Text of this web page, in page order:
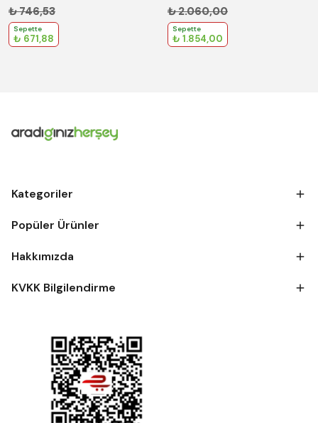
₺ 746,53
Sepette
₺ 671,88
₺ 2.060,00
Sepette
₺ 1.854,00
Kategoriler
Popüler Ürünler
Hakkımızda
KVKK Bilgilendirme